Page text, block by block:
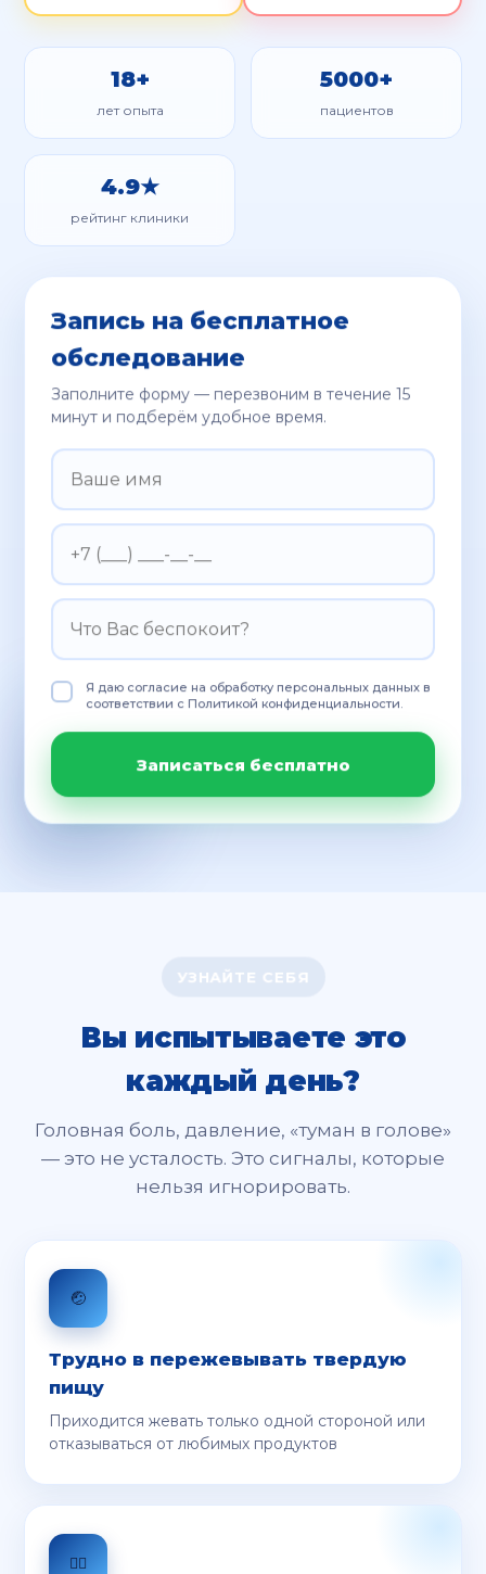
18+
лет опыта
5000+
пациентов
4.9★
рейтинг клиники
Запись на бесплатное
обследование
Заполните форму — перезвоним в течение 15
минут и подберём удобное время.
Я даю согласие на обработку персональных данных в
соответствии с Политикой конфиденциальности.
Записаться бесплатно
УЗНАЙТЕ СЕБЯ
Вы испытываете это
каждый день?
Головная боль, давление, «туман в голове»
— это не усталость. Это сигналы, которые
нельзя игнорировать.
🤕
Трудно в пережевывать твердую
пищу
Приходится жевать только одной стороной или
отказываться от любимых продуктов
😵‍💫